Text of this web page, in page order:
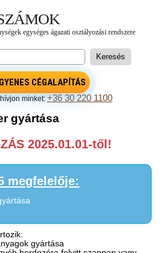
CÉGALAPÍTÁS
minket:+36 30 220 1100
gyártása
2025.01.01-től!
megfelelője:
gyártása